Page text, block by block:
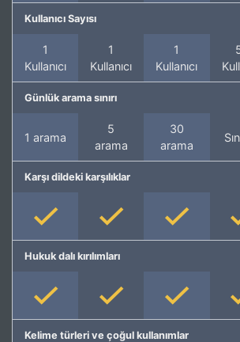
Kullanıcı Sayısı
1
Kullanıcı
1
Kullanıcı
1
Kullanıcı
Günlük arama sınırı
1 arama
5
arama
30
arama
Karşı dildeki karşılıklar
Hukuk dalı kırılımları
Kelime türleri ve çoğul kullanımlar